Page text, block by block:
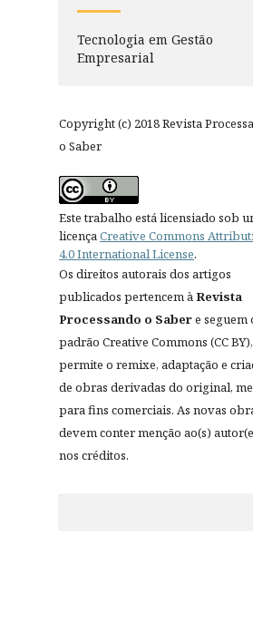
Tecnologia em Gestão
Empresarial
Copyright (c) 2018 Revista
o Saber
Este trabalho está licensiado sob
licençaCreative Commons
4.0 International License.
Os direitos autorais dos artigos
publicados pertencem àRevista
Processando o Sabere seguem
padrão Creative Commons (CC
permite o remixe, adaptação e
de obras derivadas do original,
para fins comerciais. As novas
devem conter menção ao(s)
nos créditos.